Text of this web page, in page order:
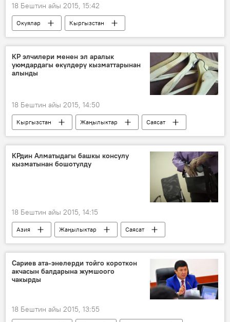
18 Бештин айы 2015, 15:42
Окуялар
Кыргызстан
Жаңылыктар
Ош
Башкы прокуратура
кыйноо
КР элчилери менен эл аралык
уюмдардагы өкүлдөрү кызматтарынан
алынды
18 Бештин айы 2015, 14:50
Кыргызстан Жаңылыктар
Саясат
Украина
Алмазбек Атамбаев
БУУ
элчилик
КРдин Алматыдагы башкы консулу
кызматынан бошотулду
18 Бештин айы 2015, 14:15
Азия Жаңылыктар
Саясат
Алматы
Казакстан
Сариев ата-энелерди тойго короткон
акчасын балдарына жумшоого
чакырды
18 Бештин айы 2015, 13:55